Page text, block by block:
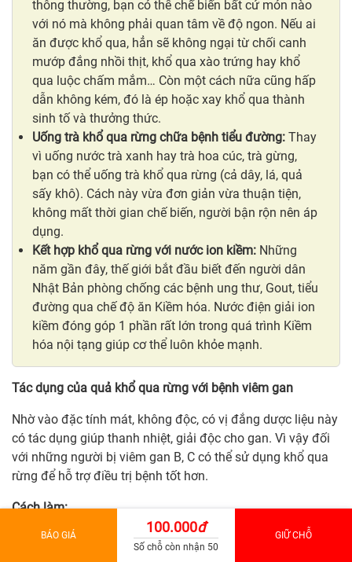
thông thường, bạn có thể chế biến bất cứ món nào
với nó mà không phải quan tâm về độ ngon. Nếu ai
ăn được khổ qua, hẳn sẽ không ngại từ chối canh
mướp đắng nhồi thịt, khổ qua xào trứng hay khổ
qua luộc chấm mắm… Còn một cách nữa cũng hấp
dẫn không kém, đó là ép hoặc xay khổ qua thành
sinh tố và thưởng thức.
Uống trà khổ qua rừng chữa bệnh tiểu đường: Thay
vì uống nước trà xanh hay trà hoa cúc, trà gừng,
bạn có thể uống trà khổ qua rừng (cả dây, lá, quả
sấy khô). Cách này vừa đơn giản vừa thuận tiện,
không mất thời gian chế biến, người bận rộn nên áp
dụng.
Kết hợp khổ qua rừng với nước ion kiềm: Những
năm gần đây, thế giới bắt đầu biết đến người dân
Nhật Bản phòng chống các bệnh ung thư, Gout, tiểu
đường qua chế độ ăn Kiềm hóa. Nước điện giải ion
kiềm đóng góp 1 phần rất lớn trong quá trình Kiềm
hóa nội tạng giúp cơ thể luôn khỏe mạnh.
Tác dụng của quả khổ qua rừng với bệnh viêm gan
Nhờ vào đặc tính mát, không độc, có vị đắng dược liệu này
có tác dụng giúp thanh nhiệt, giải độc cho gan. Vì vậy đối
với những người bị viêm gan B, C có thể sử dụng khổ qua
rừng để hỗ trợ điều trị bệnh tốt hơn.
Cách làm:
Chuẩn bị 10g cây thuốc sau đó rửa sạch và để ráo
BÁO GIÁ 100.000đ
Số chỗ còn nhận 50
GIỮ CHỖ